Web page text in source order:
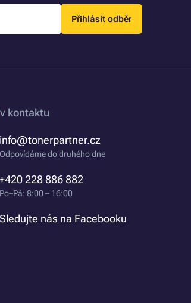
Přihlásit odběr
kontaktu
info@tonerpartner.cz
Odpovídáme do druhého dne
+420 228 886 882
Po–Pá: 8:00 – 16:00
Sledujte nás na Facebooku